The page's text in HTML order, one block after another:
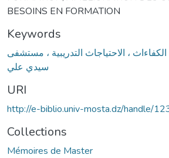
BESOINS EN FORMATION
Keywords
، الاحتياجاث التدريبية ، مستشفى
سيدي علي
URI
http://e-biblio.univ-mosta.dz/handle/
Collections
Mémoires de Master